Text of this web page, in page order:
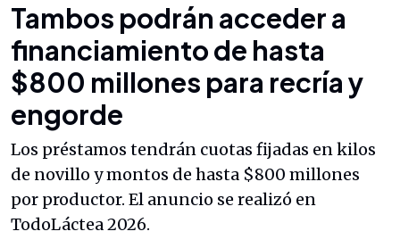
Tambos podrán acceder a
financiamiento de hasta
$800 millones para recría y
engorde
Los préstamos tendrán cuotas fijadas en kilos
de novillo y montos de hasta $800 millones
por productor. El anuncio se realizó en
TodoLáctea 2026.